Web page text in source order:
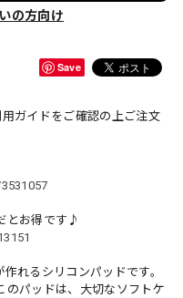
の方向け
Save
ガイドをご確認の上ご注文
とお得です♪
れるシリコンパッドです。
のパッドは、大切なソフトケ